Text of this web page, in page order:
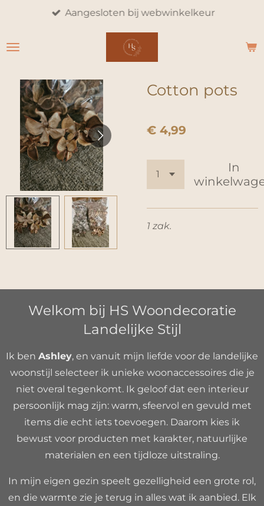
naar
hoofdinhoud
Aangesloten bij webwinkelkeur
Cotton pots
€ 4,99
In
1 zak.
Welkom bij HS Woondecoratie
Landelijke Stijl
Ik ben Ashley, en vanuit mijn liefde voor de landelijke
woonstijl selecteer ik unieke woonaccessoires die je
niet overal tegenkomt. Ik geloof dat een interieur
persoonlijk mag zijn: warm, sfeervol en gevuld met
items die echt iets toevoegen. Daarom kies ik
bewust voor producten met karakter, natuurlijke
materialen en een tijdloze uitstraling.
In mijn eigen gezin speelt gezelligheid een grote rol,
en die warmte zie je terug in alles wat ik aanbied. Elk